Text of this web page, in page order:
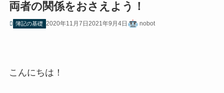
両者の関係をおさえよう！
簿記の基礎 2020年11月7日 2021年9月4日 nobot
こんにちは！